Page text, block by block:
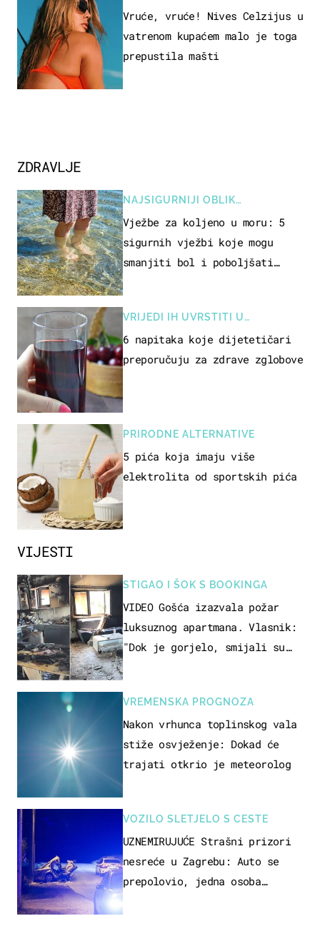
VIJESTI
STIGAO I ŠOK S BOOKINGA
VIDEO Gošća izazvala požar
luksuznog apartmana. Vlasnik:
"Dok je gorjelo, smijali su
VREMENSKA PROGNOZA
Nakon vrhunca toplinskog vala
stiže osvježenje: Dokad će
trajati otkrio je meteorolog
VOZILO SLETJELO S CESTE
UZNEMIRUJUĆE Strašni prizori
nesreće u Zagrebu: Auto se
prepolovio, jedna osoba
Vruće, vruće! Nives Celzijus u
vatrenom kupaćem malo je toga
prepustila mašti
ZDRAVLJE
NAJSIGURNIJI OBLIK
REKREACIJE
Vježbe za koljeno u moru: 5
sigurnih vježbi koje mogu
smanjiti bol i poboljšati
VRIJEDI IH UVRSTITI U
PREHRANU
6 napitaka koje dijetetičari
preporučuju za zdrave zglobove
PRIRODNE ALTERNATIVE
5 pića koja imaju više
elektrolita od sportskih pića